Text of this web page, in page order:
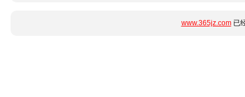
www.365jz.com已